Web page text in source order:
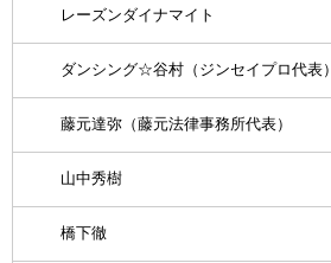
レーズンダイナマイト
ダンシング☆谷村（ジンセイプロ代表）
藤元達弥（藤元法律事務所代表）
山中秀樹
橋下徹